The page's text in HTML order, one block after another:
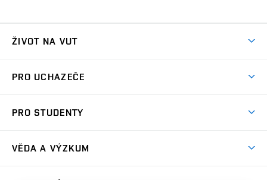
ŽIVOT NA VUT
Koleje
Sport na VUT
PRO UCHAZEČE
Dny otevřených dveří
PRO STUDENTY
VĚDA A VÝZKUM